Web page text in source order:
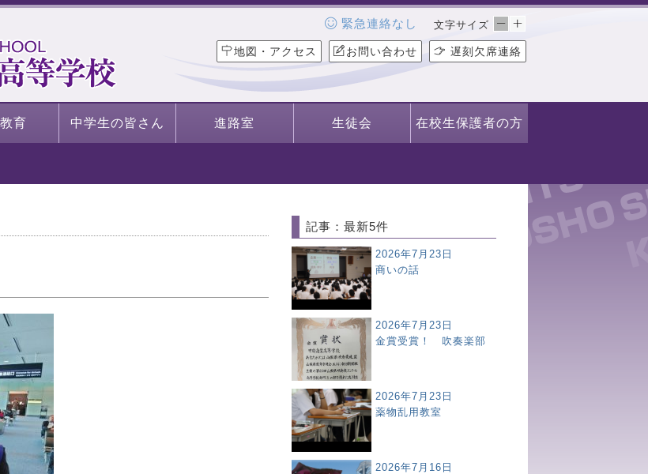
文字サイズ
地図・アクセス お問い合わせ 遅刻欠席連絡
緊急連絡なし
育 中学生の皆さん 進路室 生徒会 在校生保護者の方
記事：最新5件
2026年7月23日
商いの話
2026年7月23日
金賞受賞！ 吹奏楽部
2026年7月23日
薬物乱用教室
2026年7月16日